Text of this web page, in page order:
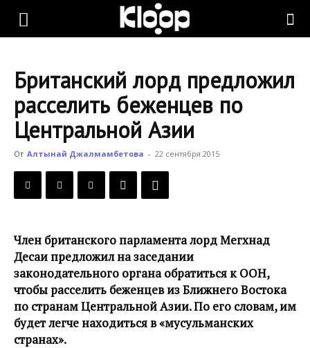
KLOOP.KG
Новости
Кыргызстана
Британский лорд предложил
расселить беженцев по
Центральной Азии
От Алтынай Джалмамбетова - 22 сентября 2015
Член британского парламента лорд Мегхнад
Десаи предложил на заседании
законодательного органа обратиться к ООН,
чтобы расселить беженцев из Ближнего Востока
по странам Центральной Азии. По его словам, им
будет легче находиться в «мусульманских
странах».